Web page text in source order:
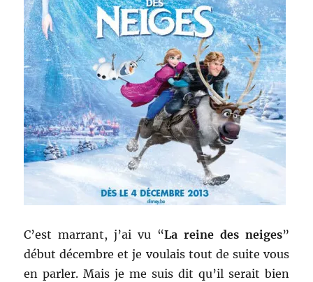
C’est marrant, j’ai vu “La reine des neiges”
début décembre et je voulais tout de suite vous
en parler. Mais je me suis dit qu’il serait bien